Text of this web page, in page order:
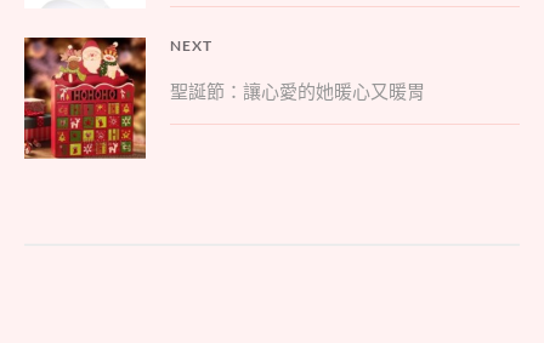
變
成
禮
物
達
覽
NEXT
Next
post:
聖誕節：讓心愛的她暖心又暖胃